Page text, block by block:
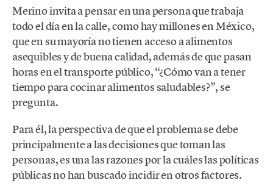
Merino invita a pensar en una persona que trabaja
todo el día en la calle, como hay millones en México,
que en su mayoría no tienen acceso a alimentos
asequibles y de buena calidad, además de que pasan
horas en el transporte público, “¿Cómo van a tener
tiempo para cocinar alimentos saludables?”, se
pregunta.
Para él, la perspectiva de que el problema se debe
principalmente a las decisiones que toman las
personas, es una las razones por la cuáles las políticas
públicas no han buscado incidir en otros factores.